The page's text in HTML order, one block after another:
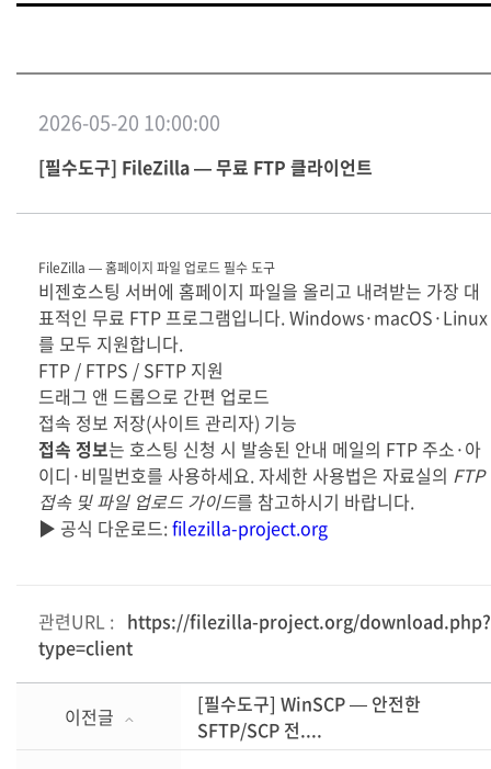
2026-05-20 10:00:00
[필수도구] FileZilla — 무료 FTP 클라이언트
FileZilla — 홈페이지 파일 업로드 필수 도구
비젠호스팅 서버에 홈페이지 파일을 올리고 내려받는 가장 대
표적인 무료 FTP 프로그램입니다. Windows·macOS·Linux
를 모두 지원합니다.
FTP / FTPS / SFTP 지원
드래그 앤 드롭으로 간편 업로드
접속 정보 저장(사이트 관리자) 기능
접속 정보는 호스팅 신청 시 발송된 안내 메일의 FTP 주소·아
이디·비밀번호를 사용하세요. 자세한 사용법은 자료실의 FTP
접속 및 파일 업로드 가이드를 참고하시기 바랍니다.
▶ 공식 다운로드:filezilla-project.org
관련URL : https://filezilla-project.org/download.php?
type=client
이전글
[필수도구] WinSCP — 안전한
SFTP/SCP 전....